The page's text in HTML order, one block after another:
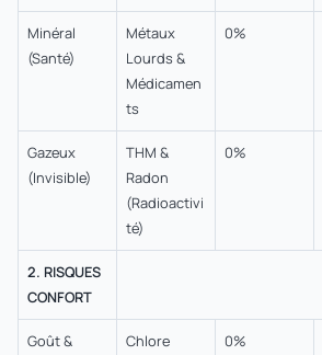
Minéral
(Santé)
Métaux
Lourds &
Médicamen
ts
0%
Gazeux
(Invisible)
THM &
Radon
(Radioactivi
té)
0%
2. RISQUES
CONFORT
Goût &
Chlore
0%